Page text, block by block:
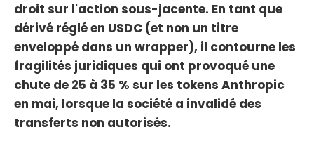
droit sur l'action sous-jacente. En tant que
dérivé réglé en USDC (et non un titre
enveloppé dans un wrapper), il contourne les
fragilités juridiques qui ont provoqué une
chute de 25 à 35 % sur les tokens Anthropic
en mai, lorsque la société a invalidé des
transferts non autorisés.